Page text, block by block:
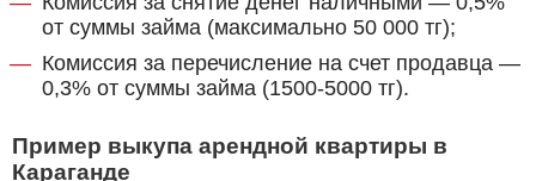
от суммы займа (максимально 50 000 тг);
Комиссия за перечисление на счет продавца —
0,3% от суммы займа (1500-5000 тг).
Пример выкупа арендной квартиры в
Караганде